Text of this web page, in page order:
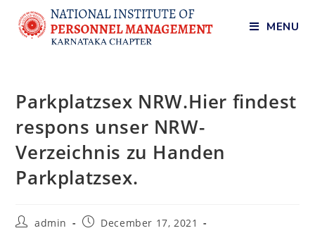
MENU
Parkplatzsex NRW.Hier findest
respons unser NRW-
Verzeichnis zu Handen
Parkplatzsex.
admin
December 17, 2021